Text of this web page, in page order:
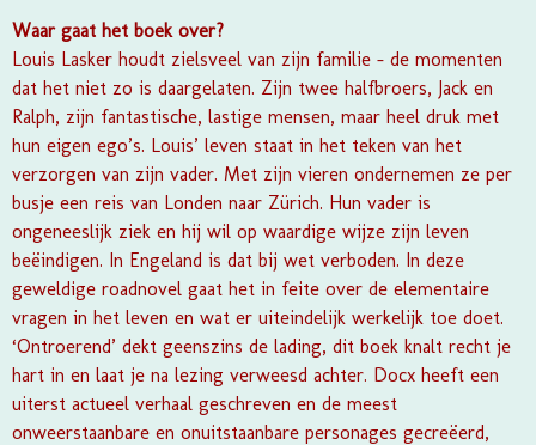
Waar gaat het boek over?
Louis Lasker houdt zielsveel van zijn familie – de momenten
dat het niet zo is daargelaten. Zijn twee halfbroers, Jack en
Ralph, zijn fantastische, lastige mensen, maar heel druk met
hun eigen ego’s. Louis’ leven staat in het teken van het
verzorgen van zijn vader. Met zijn vieren ondernemen ze per
busje een reis van Londen naar Zürich. Hun vader is
ongeneeslijk ziek en hij wil op waardige wijze zijn leven
beëindigen. In Engeland is dat bij wet verboden. In deze
geweldige roadnovel gaat het in feite over de elementaire
vragen in het leven en wat er uiteindelijk werkelijk toe doet.
‘Ontroerend’ dekt geenszins de lading, dit boek knalt recht je
hart in en laat je na lezing verweesd achter. Docx heeft een
uiterst actueel verhaal geschreven en de meest
onweerstaanbare en onuitstaanbare personages gecreëerd,